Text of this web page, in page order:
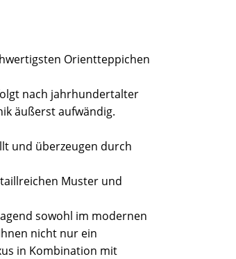
Orientteppichen
nach jahrhundertalter
äußerst aufwändig.
und überzeugen durch
Muster und
sowohl im modernen
nicht nur ein
in Kombination mit